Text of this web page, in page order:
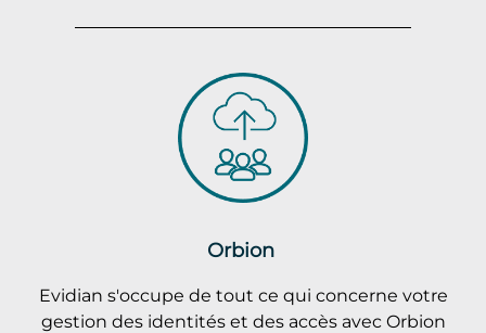
Orbion
Evidian s'occupe de tout ce qui concerne votre
gestion des identités et des accès avec Orbion